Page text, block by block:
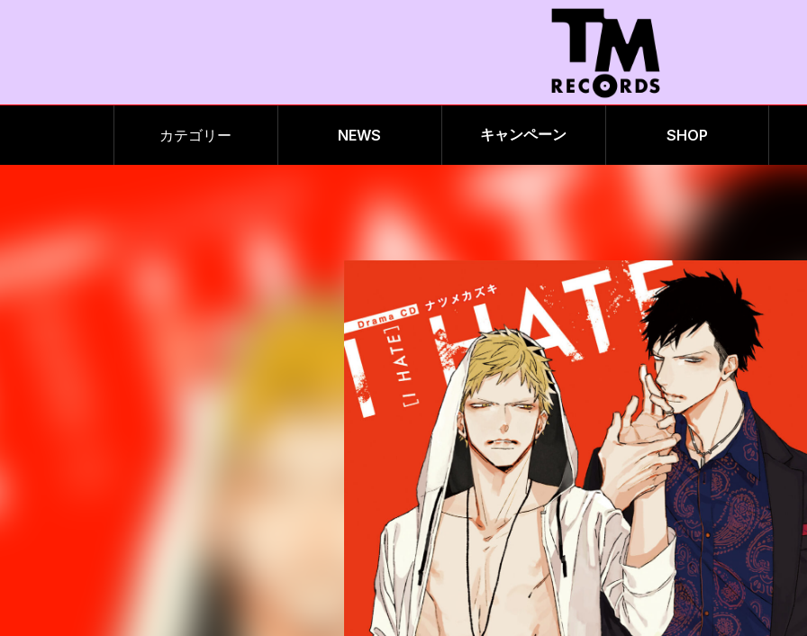
Home
カテゴリー
NEWS
キャンペーン
アンケート
SHOP
SNS
カテゴリー NEWS キャンペーン SHOP